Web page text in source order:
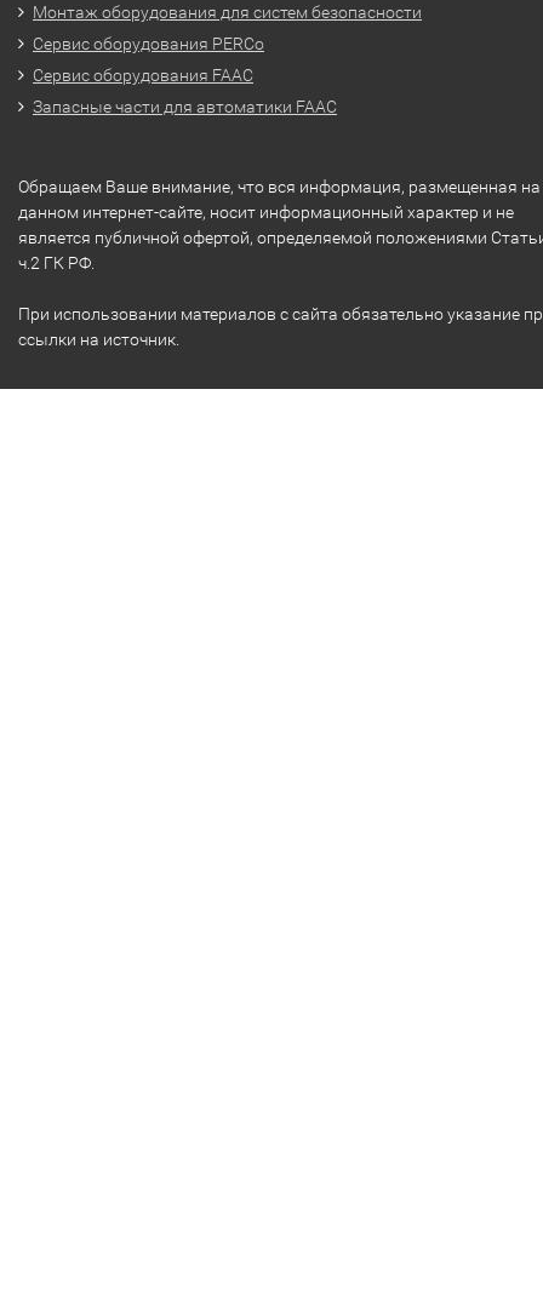
Монтаж оборудования для систем безопасности
Сервис оборудования PERCo
Сервис оборудования FAAC
Запасные части для автоматики FAAC
Обращаем Ваше внимание, что вся информация, размещенная на
данном интернет-сайте, носит информационный характер и не
является публичной офертой, определяемой положениями
ч.2 ГК РФ.
При использовании материалов с сайта обязательно указание
ссылки на источник.